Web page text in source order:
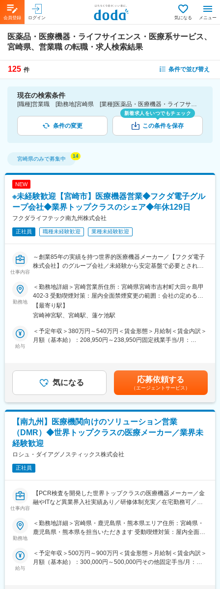
会員登録 ログイン 気になる メニュー
医薬品・医療機器・ライフサイエンス・医療系サービス、
宮崎県、営業職 の転職・求人検索結果
125 件 条件で並び替え
現在の検索条件
[職種]営業職 [勤務地]宮崎県 [業種]医薬品・医療機器・ライフサイエンス・医療系サービス
条件の変更
新着求人をいつでもチェック
この条件を保存
宮崎県のみで募集中
NEW
※未経験歓迎【宮崎市】医療機器営業◆フクダ電子グル
ープ会社◆業界トップクラスのシェア◆年休129日
フクダライフテック南九州株式会社
正社員 職種未経験歓迎 業種未経験歓迎
仕事内容
～創業85年の実績を持つ世界的医療機器メーカー／【フクダ電子
株式会社】のグループ会社／未経験から安定基盤で必要とされ続
■業務内容
大学病院／クリニックの医療従事者に向けた在宅医療機器レンタ
ル提案をお任せします！
既存顧客がメインで、既存8（大学・クリニック）：新規2（開業
医・クリニック中心）の割合。
関係構築型の営業で事務局長、医師、看護師長が相手となりま
■商材について
「酸素を送る機械」「睡眠時に呼吸をサポートする機械」「在宅
※ほとんどがレンタルでのご提案です。担当する医療機関は30～
50件ほど。
1日10～15件を目安に病院やクリニックを訪問していくイメージ
です。
【担当エリア】
宮崎市エリア周辺
■業務の魅力
業界トップクラスの知名度があり、病院やクリニックからの信頼
患者さまの生活を守る必要とされる商材”だからこそやりがいを実
感しながら成長できます。
勤務地
＜勤務地詳細＞宮崎営業所住所：宮崎県宮崎市吉村町大田ヶ島甲
402-3 受動喫煙対策：屋内全面禁煙変更の範囲：会社の定める事
業所
【最寄り駅】
宮崎神宮駅、宮崎駅、蓮ケ池駅
給与
＜予定年収＞380万円～540万円＜賃金形態＞月給制＜賃金内訳＞
月額（基本給）：208,950円～238,950円固定残業手当/月：
給・予定年収は大卒者を想定※経験・年齢、能力等を考慮の上、当
社規定により決定致します。■賞与：年2回（7月・12月）※過去実
績5.6ヶ月分賃金はあくまでも目安の金額であり、選考を通じて上
下する可能性があります。月給(月額)は固定手当を含めた表記で
す。
気になる 応募依頼する
（エージェントサービス）
【南九州】医療機関向けのソリューション営業
（DMR）◆世界トップクラスの医療メーカー／業界未
経験歓迎
ロシュ・ダイアグノスティックス株式会社
正社員
仕事内容
【PCR検査を開発した世界トップクラスの医療機器メーカー／金
融やITなど異業界入社実績あり／研修体制充実／在宅勤務可／年
★世界トップクラスの診断薬・検査機器メーカーとして、医療の
★金融・IT・メーカーなど異業界出身者も活躍中！
★3～6ヶ月の研修制度や継続的な教育プログラムが充実してお
勤務地
＜勤務地詳細＞宮崎県・鹿児島県・熊本県エリア住所：宮崎県・
鹿児島県・熊本県を担当いただきます 受動喫煙対策：屋内全面禁
給与
＜予定年収＞500万円～900万円＜賃金形態＞月給制＜賃金内訳＞
月額（基本給）：300,000円～500,000円その他固定手当/月：